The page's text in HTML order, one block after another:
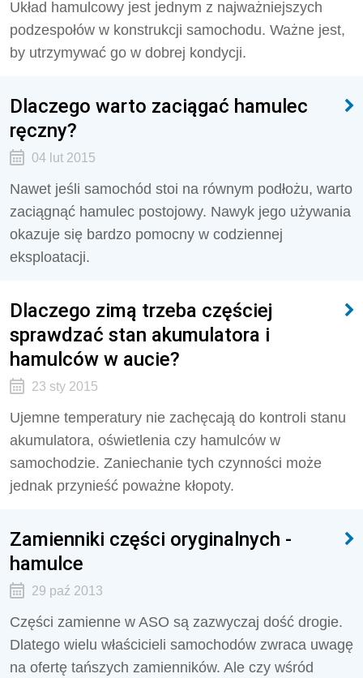
Układ hamulcowy jest jednym z najważniejszych
podzespołów w konstrukcji samochodu. Ważne jest,
by utrzymywać go w dobrej kondycji.
Dlaczego warto zaciągać hamulec
ręczny?
04 lut 2015
Nawet jeśli samochód stoi na równym podłożu, warto
zaciągnąć hamulec postojowy. Nawyk jego używania
okazuje się bardzo pomocny w codziennej
eksploatacji.
Dlaczego zimą trzeba częściej
sprawdzać stan akumulatora i
hamulców w aucie?
23 sty 2015
Ujemne temperatury nie zachęcają do kontroli stanu
akumulatora, oświetlenia czy hamulców w
samochodzie. Zaniechanie tych czynności może
jednak przynieść poważne kłopoty.
Zamienniki części oryginalnych -
hamulce
29 paź 2013
Części zamienne w ASO są zazwyczaj dość drogie.
Dlatego wielu właścicieli samochodów zwraca uwagę
na ofertę tańszych zamienników. Ale czy wśród